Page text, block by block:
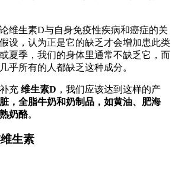
维生素D与自身免疫性疾病和癌症的关
设，认为正是它的缺乏才会增加患此类
夏季，我们的身体里通常不缺乏它，而
乎所有的人都缺乏这种成分。
充 维生素D ，我们应该达到这样的产
，全脂牛奶和奶制品，如黄油、肥海
奶酪。
生素